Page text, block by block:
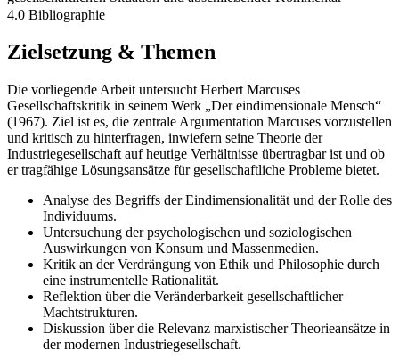
4.0 Bibliographie
Zielsetzung & Themen
Die vorliegende Arbeit untersucht Herbert Marcuses
Gesellschaftskritik in seinem Werk „Der eindimensionale Mensch“
(1967). Ziel ist es, die zentrale Argumentation Marcuses vorzustellen
und kritisch zu hinterfragen, inwiefern seine Theorie der
Industriegesellschaft auf heutige Verhältnisse übertragbar ist und ob
er tragfähige Lösungsansätze für gesellschaftliche Probleme bietet.
Analyse des Begriffs der Eindimensionalität und der Rolle des
Individuums.
Untersuchung der psychologischen und soziologischen
Auswirkungen von Konsum und Massenmedien.
Kritik an der Verdrängung von Ethik und Philosophie durch
eine instrumentelle Rationalität.
Reflektion über die Veränderbarkeit gesellschaftlicher
Machtstrukturen.
Diskussion über die Relevanz marxistischer Theorieansätze in
der modernen Industriegesellschaft.